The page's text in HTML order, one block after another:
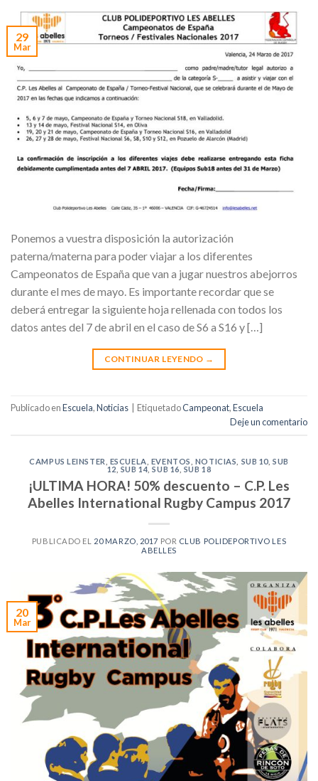
29
Mar
Ponemos a vuestra disposición la autorización
paterna/materna para poder viajar a los diferentes
Campeonatos de España que van a jugar nuestros abejorros
durante el mes de mayo. Es importante recordar que se
deberá entregar la siguiente hoja rellenada con todos los
datos antes del 7 de abril en el caso de S6 a S16 y […]
CONTINUAR LEYENDO →
Publicado enEscuela,Noticias EtiquetadoCampeonat,Escuela
Deje un comentario
CAMPUS LEINSTER ESCUELA EVENTOS NOTICIAS SUB 10,SUB
12 SUB 14 ,SUB 16 SUB 18
¡ULTIMA HORA! 50% descuento – C.P. Les
Abelles International Rugby Campus 2017
PUBLICADO EL 20 MARZO, 2017 POR CLUB POLIDEPORTIVO LES
ABELLES
20
Mar